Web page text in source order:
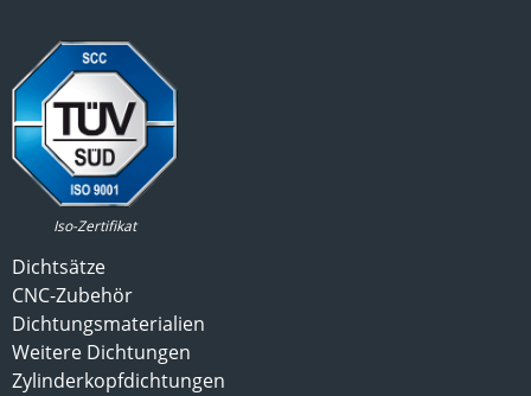
Iso-Zertifikat
Dichtsätze
CNC-Zubehör
Dichtungsmaterialien
Weitere Dichtungen
Zylinderkopfdichtungen